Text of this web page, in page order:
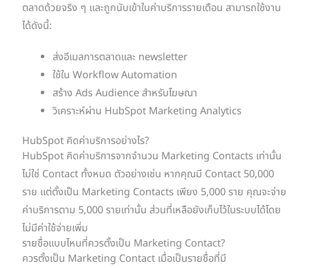
ตลาดด้วยจริง ๆ และถูกนับเข้าในค่าบริการรายเดือน สามารถใช้งาน
ได้ดังนี้:
ส่งอีเมลการตลาดและ newsletter
ใช้ใน Workflow Automation
สร้าง Ads Audience สำหรับโฆษณา
วิเคราะห์ผ่าน HubSpot Marketing Analytics
HubSpot คิดค่าบริการอย่างไร?
HubSpot คิดค่าบริการจากจำนวน Marketing Contacts เท่านั้น
ไม่ใช่ Contact ทั้งหมด ตัวอย่างเช่น หากคุณมี Contact 50,000
ราย แต่ตั้งเป็น Marketing Contacts เพียง 5,000 ราย คุณจะจ่าย
ค่าบริการตาม 5,000 รายเท่านั้น ส่วนที่เหลือยังเก็บไว้ในระบบได้โดย
ไม่มีค่าใช้จ่ายเพิ่ม
รายชื่อแบบไหนที่ควรตั้งเป็น Marketing Contact?
ควรตั้งเป็น Marketing Contact เมื่อเป็นรายชื่อที่มี